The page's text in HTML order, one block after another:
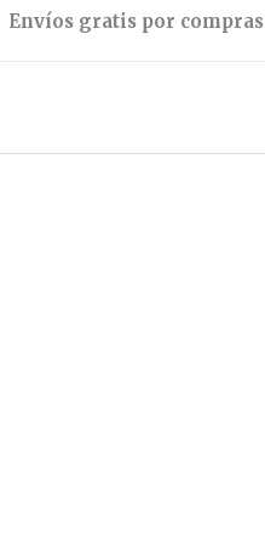
Envíos gratis por compras